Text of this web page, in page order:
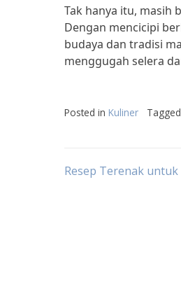
Tak hanya itu, masih
Dengan mencicipi
budaya dan tradisi
menggugah selera
Posted in Kuliner Tagged
Post
Resep Terenak